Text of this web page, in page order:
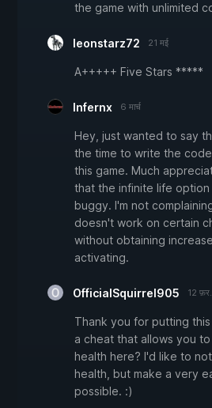
the game with unlimited
leonstarz72 21 मई
A+++++ Five Stars *****
Infernx 6 मार्च
Hey, just wanted to say
the time to write the
this game. Much
that the infinite life
buggy. I'm not
doesn't work on certain
without obtaining
activating.
OfficialSquirrel905 12 फ़र.
Thank you for putting
a cheat that allows you
health here? I'd like to
health, but make a very
possible. :)